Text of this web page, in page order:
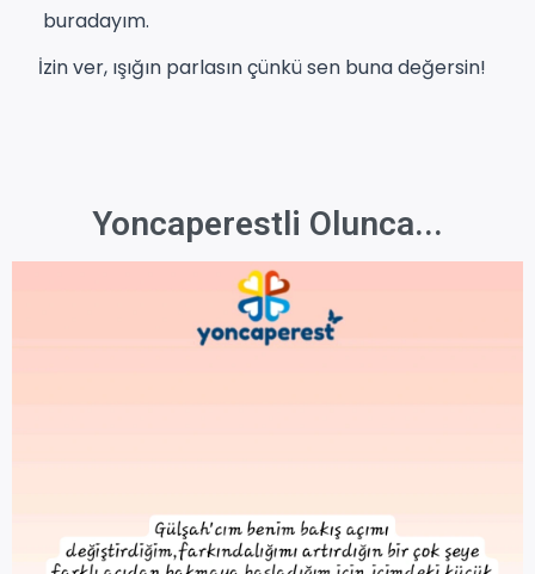
buradayım.
İzin ver, ışığın parlasın çünkü sen buna değersin!
Yoncaperestli Olunca...